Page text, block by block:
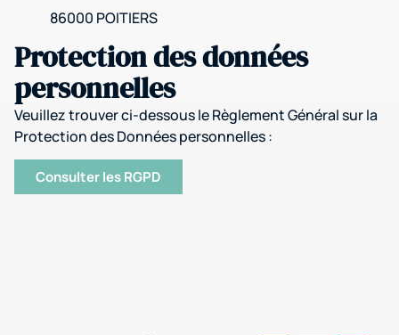
86000 POITIERS
Protection des données
personnelles
Veuillez trouver ci-dessous le Règlement Général sur la
Protection des Données personnelles :
Consulter les RGPD